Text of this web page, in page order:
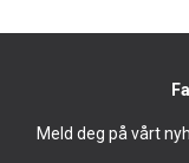
Meld deg på vårt